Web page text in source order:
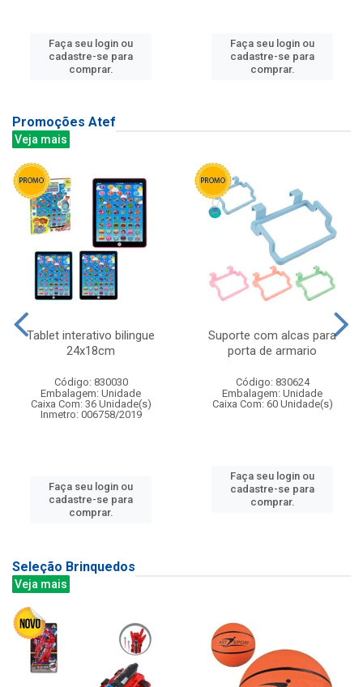
Faça seu login ou
cadastre-se para
comprar.
Faça seu login ou
cadastre-se para
comprar.
Promoções Atef
Veja mais
Tablet interativo bilingue
24x18cm
Código: 830030
Embalagem: Unidade
Caixa Com: 36 Unidade(s)
Inmetro: 006758/2019
Faça seu login ou
cadastre-se para
comprar.
Suporte com alcas para
porta de armario
Código: 830624
Embalagem: Unidade
Caixa Com: 60 Unidade(s)
Faça seu login ou
cadastre-se para
comprar.
Seleção Brinquedos
Veja mais